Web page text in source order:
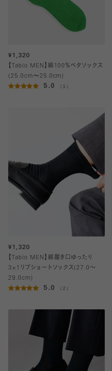
¥1,320
【Tabio MEN】綿100％ベタソックス
(25.0cm〜25.0cm)
5.0 （1）
¥1,320
【Tabio MEN】綿履き口ゆったり
3×1リブショートソックス(27.0～
29.0cm)
5.0 （2）